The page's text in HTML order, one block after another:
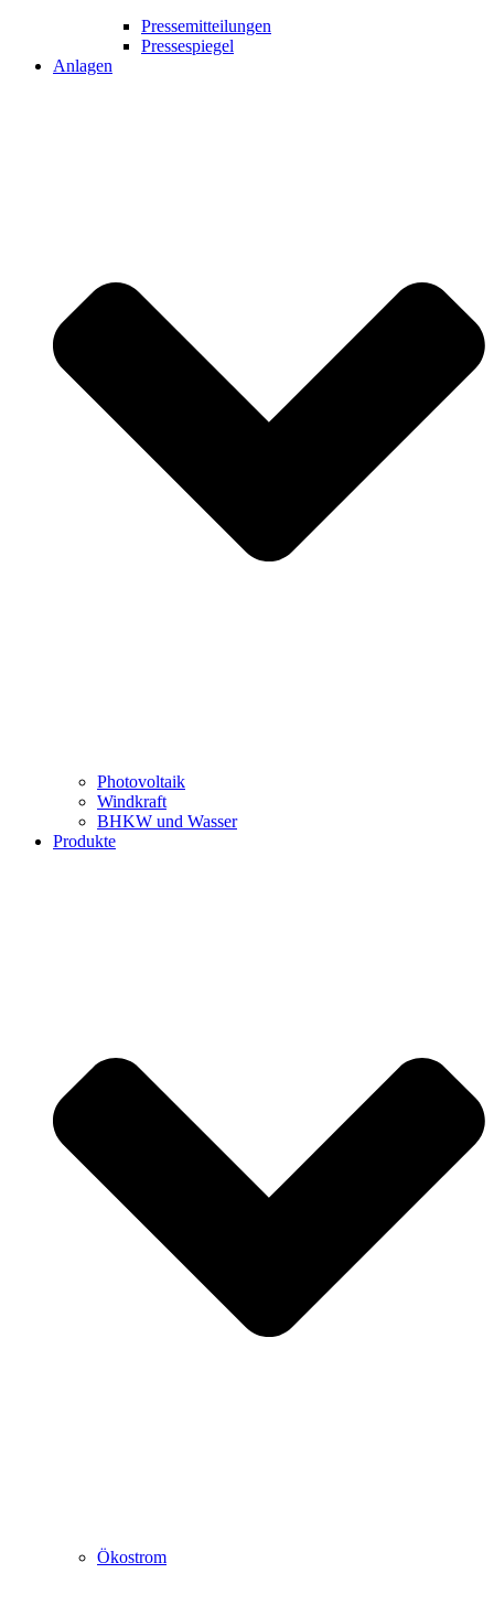
Pressemitteilungen
Pressespiegel
Anlagen
Photovoltaik
Windkraft
BHKW und Wasser
Produkte
Ökostrom